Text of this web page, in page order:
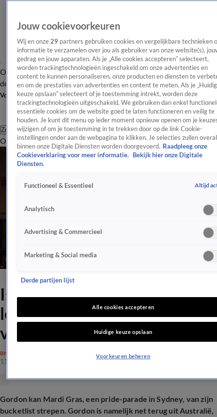
OverzichtAfleveringen Entertainment TV Algemeen
Tip
de redactieNieuwsbrief
Volg Shownieuws
Zoeken
OverzichtEntertainmentSpraakmakendRealityCrimeVideo's
Is Gordon verliefd? 'Met hele
leuke Spaanse meneer op
vakantie'
BN'ERS
11 mrt 2026, 19:31
Gordon kan Mardi Gras, een pride-parade in Sydney, van zijn
bucketlist strepen. Gordon is namelijk net terug uit Australië,
Jouw cookievoorkeuren
Wij en onze 29 partners gebruiken cookies en vergelijkbare technieken
informatie te verzamelen over jou als gebruiker van onze website(s),
gedrag en jouw apparaten. Als je „Alle cookies accepteren” selecteert,
worden trackingtechnologieën ingeschakeld om onze advertenties en
content te kunnen personaliseren, onze producten en diensten te
en om de prestaties van advertenties en content te meten. Als je
keuze opslaan” selecteert of je toestemming intrekt, worden deze
trackingtechnologieën uitgeschakeld. We gebruiken dan enkel
essentiële cookies om de website goed te laten functioneren en veilig te
houden. Je kunt dit menu op ieder moment opnieuw openen om je
wijzigen of om je toestemming in te trekken door op de link Cookie-
instellingen onder aan de webpagina te klikken. Je selecties zullen overal
binnen onze Digitale Diensten worden doorgevoerd. Raadpleeg onze
Cookieverklaring voor meer informatie.
Bekijk hier onze Digitale
Diensten.
Functioneel & Essentieel Altijd
Analytisch
Advertising & Commercieel
Marketing & Social media
Derde partijen lijst
Alle cookies accepteren
Huidige keuze opslaan
Voorkeuren beheren